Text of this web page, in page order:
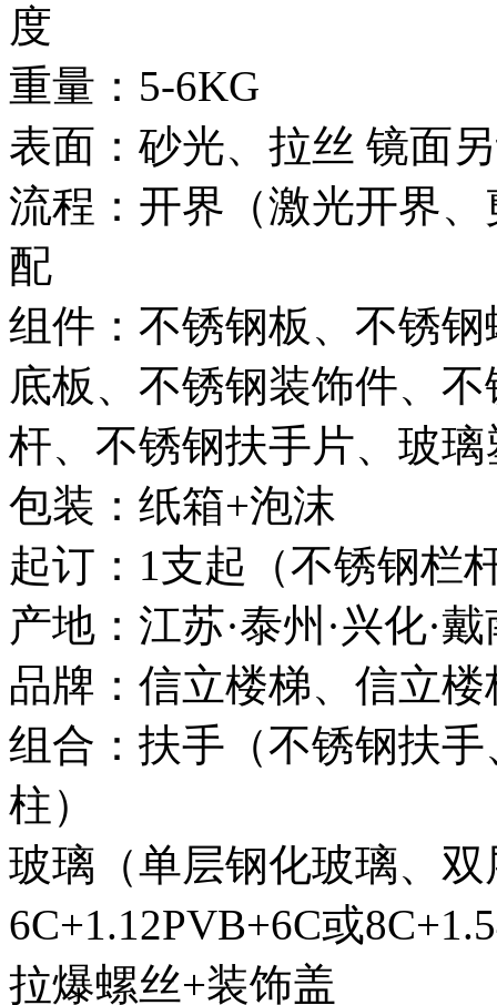
度
重量：5-6KG
表面：砂光、拉丝 镜面
流程：开界（激光开界
配
组件：不锈钢板、不锈
底板、不锈钢装饰件、
杆、不锈钢扶手片、玻
包装：纸箱+泡沫
起订：1支起（不锈钢栏
产地：江苏·泰州·兴化·戴
品牌：信立楼梯、信立楼
组合：扶手（不锈钢扶
柱）
玻璃（单层钢化玻璃、
6C+1.12PVB+6C或
拉爆螺丝+装饰盖